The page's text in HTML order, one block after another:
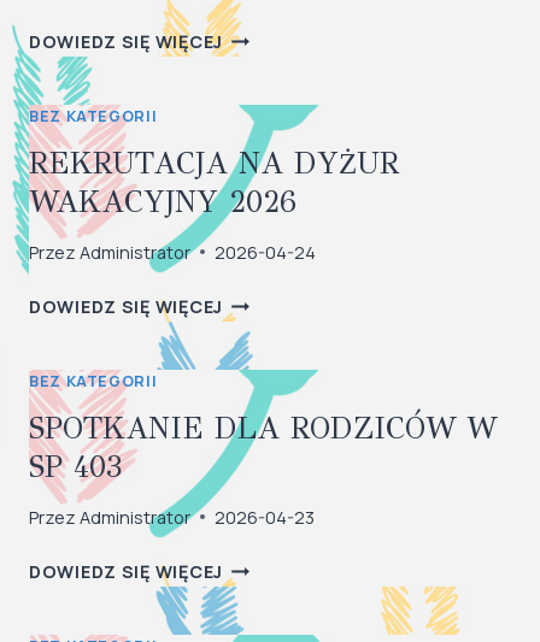
DOWIEDZ SIĘ WIĘCEJOD
UCHA
UCHA
BEZ KATEGORII
REKRUTACJA NA DYŻUR
WAKACYJNY 2026
Przez Administrator 2026-04-24
DOWIEDZ SIĘ WIĘCEJ REKRUTACJA
NA
DYŻUR
WAKACYJNY
2026
BEZ KATEGORII
SPOTKANIE DLA RODZICÓW W
SP 403
Przez Administrator 2026-04-23
DOWIEDZ SIĘ WIĘCEJ SPOTKANIE
DLA
RODZICÓW